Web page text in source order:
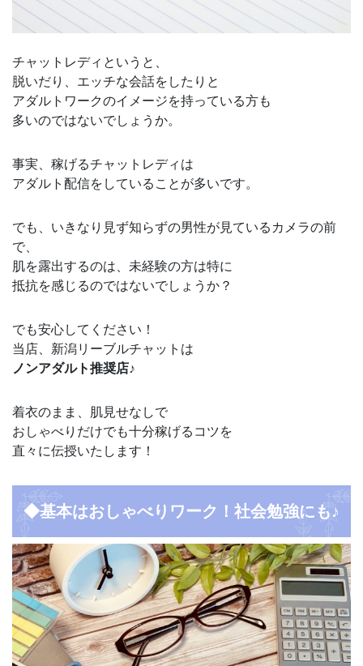
チャットレディというと、
脱いだり、エッチな会話をしたりと
アダルトワークのイメージを持っている方も
多いのではないでしょうか。
事実、稼げるチャットレディは
アダルト配信をしていることが多いです。
でも、いきなり見ず知らずの男性が見ているカメラの前
で、
肌を露出するのは、未経験の方は特に
抵抗を感じるのではないでしょうか？
でも安心してください！
当店、新潟リーブルチャットは
ノンアダルト推奨店♪
着衣のまま、肌見せなしで
おしゃべりだけでも十分稼げるコツを
直々に伝授いたします！
◆基本はおしゃべりワーク！社会勉強にも♪